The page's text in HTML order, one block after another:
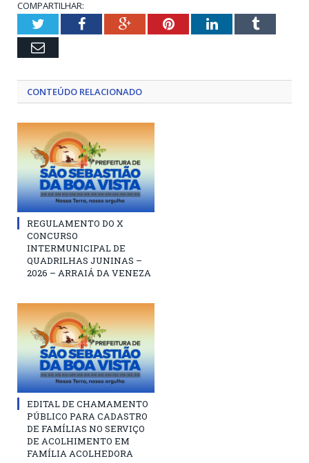
COMPARTILHAR:
TwitterFacebookGoogle+PinterestLinkedInTumblr
Email
CONTEÚDO RELACIONADO
REGULAMENTO DO X
CONCURSO
INTERMUNICIPAL DE
QUADRILHAS JUNINAS –
2026 – ARRAIÁ DA VENEZA
EDITAL DE CHAMAMENTO
PÚBLICO PARA CADASTRO
DE FAMÍLIAS NO SERVIÇO
DE ACOLHIMENTO EM
FAMÍLIA ACOLHEDORA